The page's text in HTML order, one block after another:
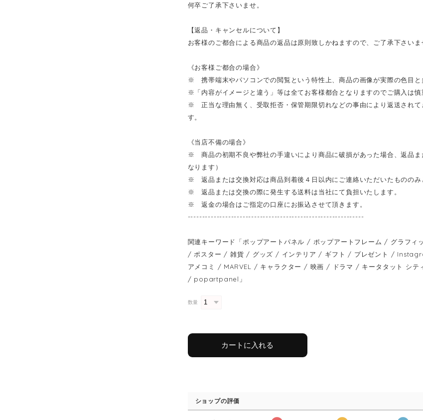
何卒ご了承下さいませ。
【返品・キャンセルについて】
お客様のご都合による商品の返品は原則致しかねますので、ご了承下さいま
《お客様ご都合の場合》
※ 携帯端末やパソコンでの閲覧という特性上、商品の画像が実際の色目と
※「内容がイメージと違う」等は全てお客様都合となりますのでご購入は慎
※ 正当な理由無く、受取拒否・保管期限切れなどの事由により返送されて
す。
《当店不備の場合》
※ 商品の初期不良や弊社の手違いにより商品に破損があった場合、返品ま
なります）
※ 返品または交換対応は商品到着後４日以内にご連絡いただいたもののみ
※ 返品または交換の際に発生する送料は当社にて負担いたします。
※ 返金の場合はご指定の口座にお振込させて頂きます。
-------------------------------------------------------------
関連キーワード「ポップアートパネル / ポップアートフレーム / グラフ
/ ポスター / 雑貨 / グッズ / インテリア / ギフト / プレゼント /
アメコミ / MARVEL / キャラクター / 映画 / ドラマ / キータタット
/ popartpanel」
数量
カートに入れる
ショップの評価